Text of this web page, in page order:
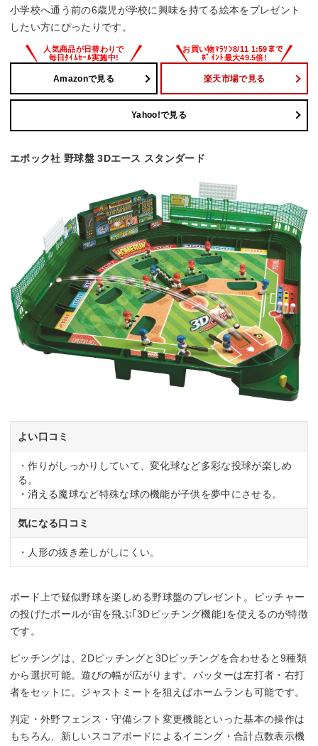
小学校へ通う前の6歳児が学校に興味を持てる絵本をプレゼント
したい方にぴったりです。
Amazonで見る 楽天市場で見る
Yahoo!で見る
エポック社 野球盤 3Dエース スタンダード
よい口コミ
・作りがしっかりしていて、変化球など多彩な投球が楽しめ
る。
・消える魔球など特殊な球の機能が子供を夢中にさせる。
気になる口コミ
・人形の抜き差しがしにくい。
ボード上で疑似野球を楽しめる野球盤のプレゼント。ピッチャー
の投げたボールが宙を飛ぶ｢3Dピッチング機能｣を使えるのが特徴
です。
ピッチングは、2Dピッチングと3Dピッチングを合わせると9種類
から選択可能。遊びの幅が広がります。バッターは左打者・右打
者をセットに。ジャストミートを狙えばホームランも可能です。
判定・外野フェンス・守備シフト変更機能といった基本の操作は
もちろん、新しいスコアボードによるイニング・合計点数表示機